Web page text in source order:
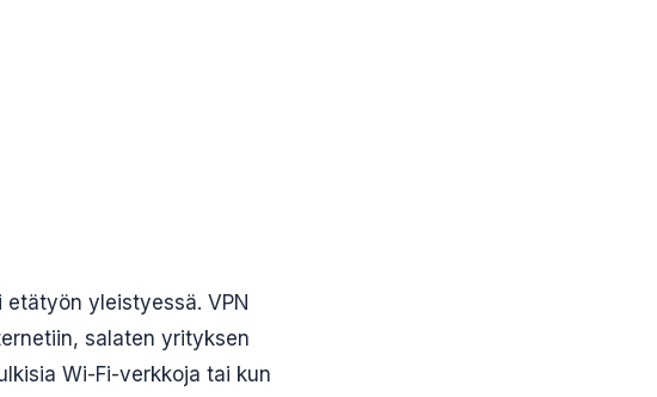
yleistyessä. VPN
salaten yrityksen
Wi-Fi-verkkoja tai kun